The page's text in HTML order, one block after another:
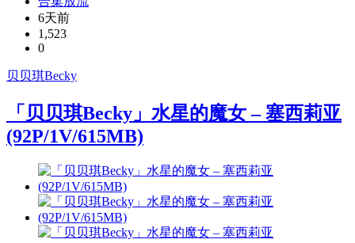
6天前
1,523
0
贝贝琪Becky
「贝贝琪Becky」水星的魔女 – 塞西莉亚
(92P/1V/615MB)